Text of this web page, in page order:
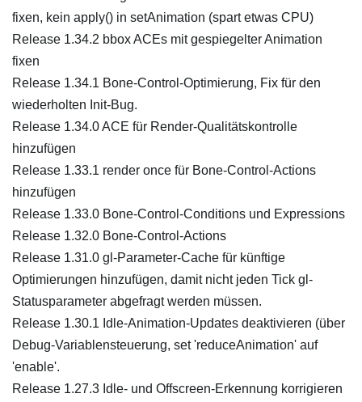
fixen, kein apply() in setAnimation (spart etwas CPU)
Release 1.34.2 bbox ACEs mit gespiegelter Animation
fixen
Release 1.34.1 Bone-Control-Optimierung, Fix für den
wiederholten Init-Bug.
Release 1.34.0 ACE für Render-Qualitätskontrolle
hinzufügen
Release 1.33.1 render once für Bone-Control-Actions
hinzufügen
Release 1.33.0 Bone-Control-Conditions und Expressions
Release 1.32.0 Bone-Control-Actions
Release 1.31.0 gl-Parameter-Cache für künftige
Optimierungen hinzufügen, damit nicht jeden Tick gl-
Statusparameter abgefragt werden müssen.
Release 1.30.1 Idle-Animation-Updates deaktivieren (über
Debug-Variablensteuerung, set 'reduceAnimation' auf
'enable'.
Release 1.27.3 Idle- und Offscreen-Erkennung korrigieren